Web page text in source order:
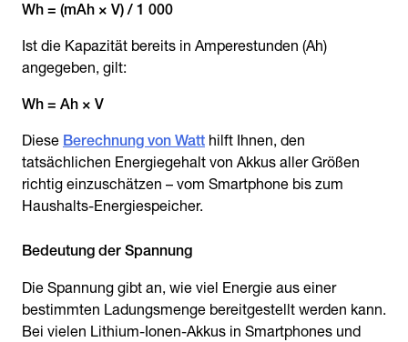
Wh = (mAh × V) / 1 000
Ist die Kapazität bereits in Amperestunden (Ah)
angegeben, gilt:
Wh = Ah × V
Diese Berechnung von Watt hilft Ihnen, den
tatsächlichen Energiegehalt von Akkus aller Größen
richtig einzuschätzen – vom Smartphone bis zum
Haushalts-Energiespeicher.
Bedeutung der Spannung
Die Spannung gibt an, wie viel Energie aus einer
bestimmten Ladungsmenge bereitgestellt werden kann.
Bei vielen Lithium-Ionen-Akkus in Smartphones und